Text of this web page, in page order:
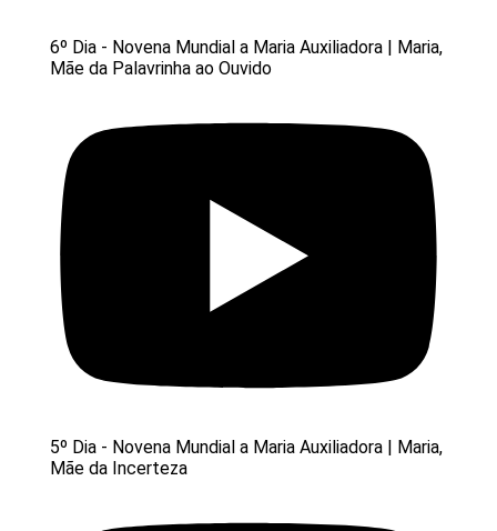
6º Dia - Novena Mundial a Maria Auxiliadora | Maria,
Mãe da Palavrinha ao Ouvido
5º Dia - Novena Mundial a Maria Auxiliadora | Maria,
Mãe da Incerteza